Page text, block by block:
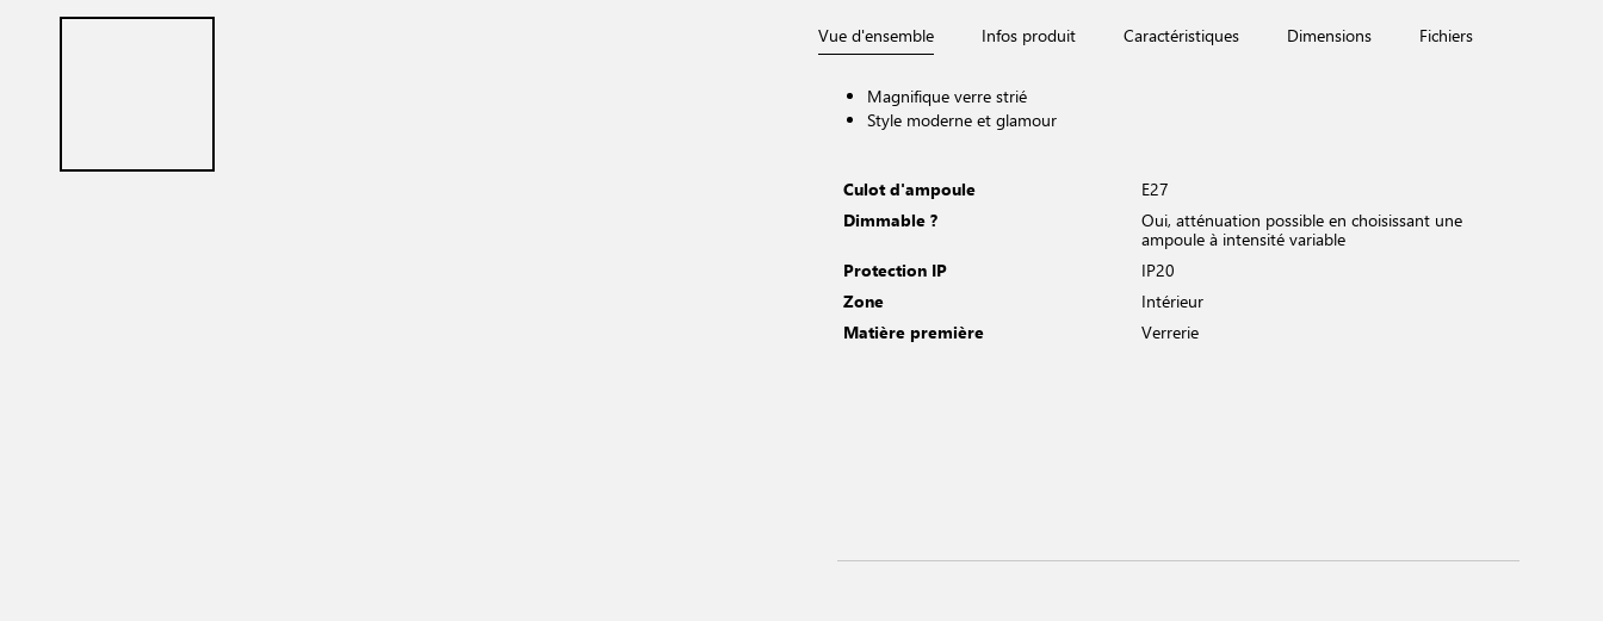
Vue d'ensemble Infos produit Caractéristiques Dimensions Fichiers
Magnifique verre strié
Style moderne et glamour
Culot d'ampoule
E27
Dimmable ?
Oui, atténuation possible en choisissant une
ampoule à intensité variable
Protection IP
IP20
Zone
Intérieur
Matière première
Verrerie